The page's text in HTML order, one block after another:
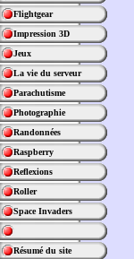
Flightgear
Impression 3D
Jeux
La vie du serveur
Parachutisme
Photographie
Randonnées
Raspberry
Reflexions
Roller
Space Invaders
Résumé du site